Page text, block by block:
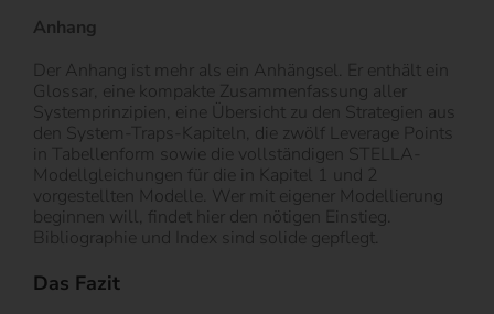
Anhang
Der Anhang ist mehr als ein Anhängsel. Er enthält ein
Glossar, eine kompakte Zusammenfassung aller
Systemprinzipien, eine Übersicht zu den Strategien aus
den System-Traps-Kapiteln, die zwölf Leverage Points
in Tabellenform sowie die vollständigen STELLA-
Modellgleichungen für die in Kapitel 1 und 2
vorgestellten Modelle. Wer mit eigener Modellierung
beginnen will, findet hier den nötigen Einstieg.
Bibliographie und Index sind solide gepflegt.
Das Fazit